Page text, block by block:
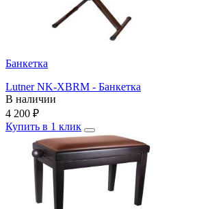
Банкетка
Lutner NK-XBRM - Банкетка
В наличии
4 200 ₽
Купить в 1 клик